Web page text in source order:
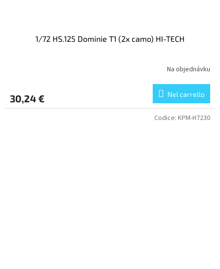
1/72 HS.125 Dominie T1 (2x camo) HI-TECH
Na objednávku
30,24 € Nel carrello
Codice: KPM-H7230